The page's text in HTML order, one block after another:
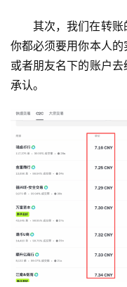
其次，我们在转账
你都必须要用你本人
或者朋友名下的账户
承认。